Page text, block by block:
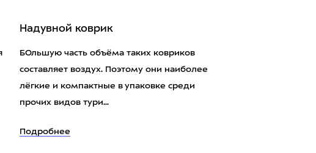
Надувной коврик
БОльшую часть объёма таких ковриков
составляет воздух. Поэтому они наиболее
лёгкие и компактные в упаковке среди
прочих видов тури...
Подробнее